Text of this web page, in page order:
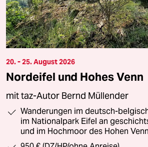
20. - 25. August 2026
Nordeifel und Hohes Venn
mit taz-Autor Bernd Müllender
Wanderungen im deutsch-
im Nationalpark Eifel an
und im Hochmoor des Hohen